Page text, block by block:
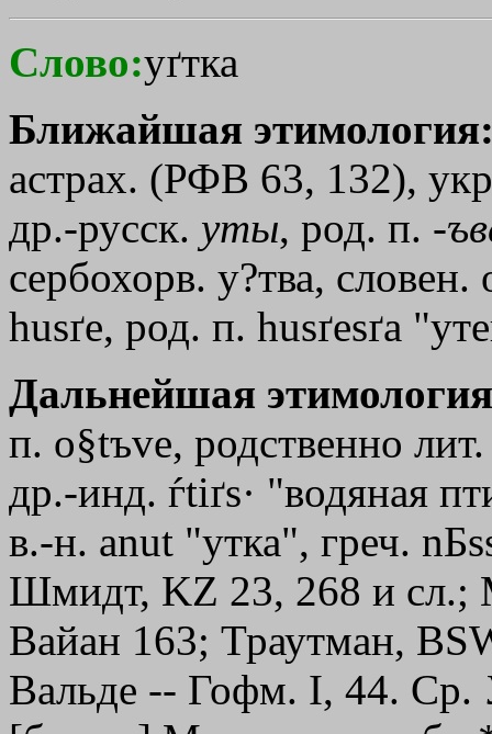
Слово:уґтка
Ближайшая
астрах. (РФВ 63, 132),
др.-русск. уты, род. п. -
сербохорв. у?тва,
husґe, род. п. husґesґa
Дальнейшая
п. o§tъve, родственно
др.-инд. ѓtiґs· "водяная
в.-н. anut "утка", греч.
Шмидт, KZ 23, 268 и
Вайан 163; Траутман,
Вальде -- Гофм. I, 44. Ср.